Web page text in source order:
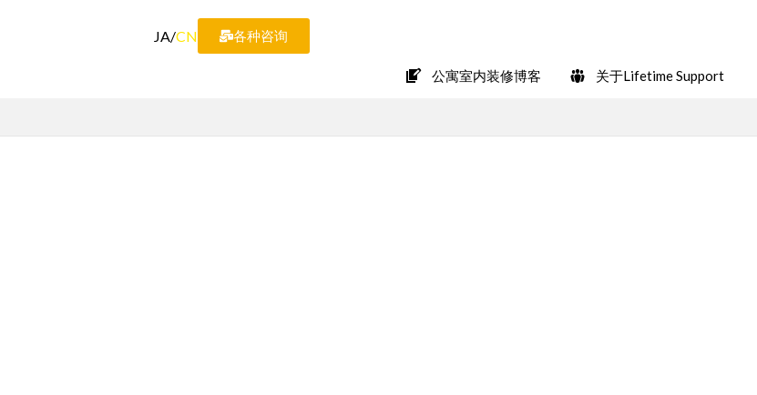
JA/CN 各种咨询
公寓室内装修博客 关于Lifetime Support